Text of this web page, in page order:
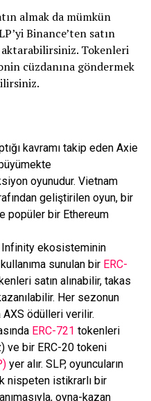
almak da mümkün
Binance’ten satın
aktarabilirsiniz. Tokenleri
cüzdanına göndermek
kavramı takip eden Axie
oyunudur. Vietnam
geliştirilen oyun, bir
popüler bir Ethereum
Infinity ekosisteminin
sunulan bir ERC-
satın alınabilir, takas
Her sezonun
AXS ödülleri verilir.
ERC-721 tokenleri
ve bir ERC-20 tokeni
yer alır. SLP, oyuncuların
nispeten istikrarlı bir
oyna-kazan